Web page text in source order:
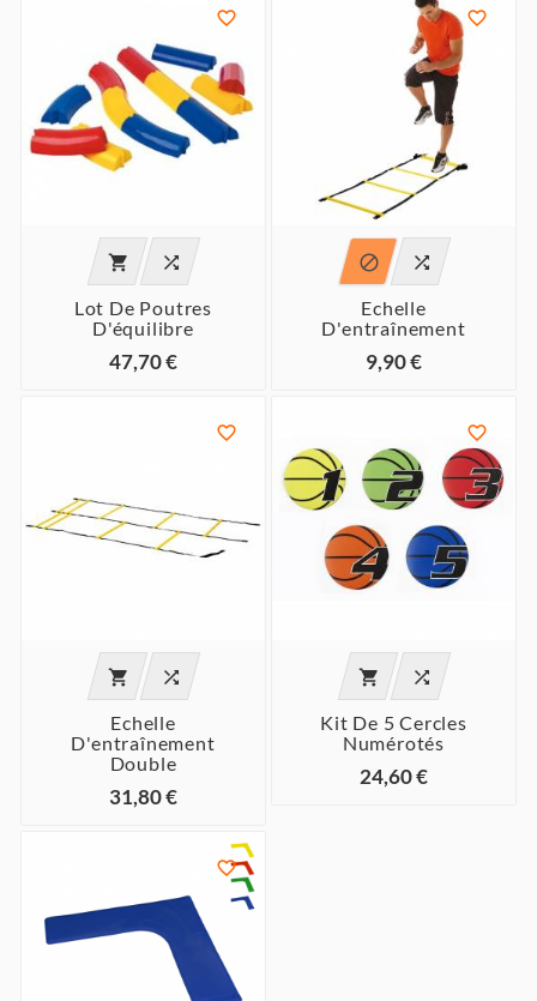

 
Lot De Poutres
D'équilibre
47,70 €

 
Echelle
D'entraînement
9,90 €

 
Echelle
D'entraînement
Double
31,80 €

 
Kit De 5 Cercles
Numérotés
24,60 €
